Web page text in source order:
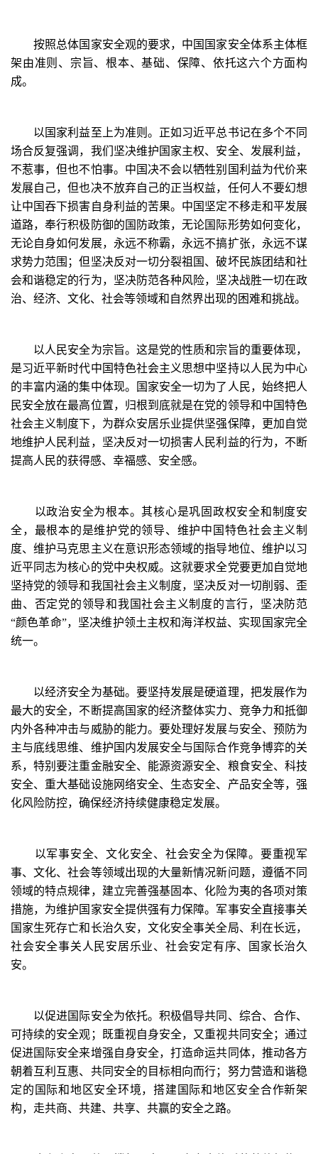
按照总体国家安全观的要求，中国国家安全体系主体框
架由准则、宗旨、根本、基础、保障、依托这六个方面构
成。
以国家利益至上为准则。正如习近平总书记在多个不同
场合反复强调，我们坚决维护国家主权、安全、发展利益，
不惹事，但也不怕事。中国决不会以牺牲别国利益为代价来
发展自己，但也决不放弃自己的正当权益，任何人不要幻想
让中国吞下损害自身利益的苦果。中国坚定不移走和平发展
道路，奉行积极防御的国防政策，无论国际形势如何变化，
无论自身如何发展，永远不称霸，永远不搞扩张，永远不谋
求势力范围；但坚决反对一切分裂祖国、破坏民族团结和社
会和谐稳定的行为，坚决防范各种风险，坚决战胜一切在政
治、经济、文化、社会等领域和自然界出现的困难和挑战。
以人民安全为宗旨。这是党的性质和宗旨的重要体现，
是习近平新时代中国特色社会主义思想中坚持以人民为中心
的丰富内涵的集中体现。国家安全一切为了人民，始终把人
民安全放在最高位置，归根到底就是在党的领导和中国特色
社会主义制度下，为群众安居乐业提供坚强保障，更加自觉
地维护人民利益，坚决反对一切损害人民利益的行为，不断
提高人民的获得感、幸福感、安全感。
以政治安全为根本。其核心是巩固政权安全和制度安
全，最根本的是维护党的领导、维护中国特色社会主义制
度、维护马克思主义在意识形态领域的指导地位、维护以习
近平同志为核心的党中央权威。这就要求全党要更加自觉地
坚持党的领导和我国社会主义制度，坚决反对一切削弱、歪
曲、否定党的领导和我国社会主义制度的言行，坚决防范
“颜色革命”，坚决维护领土主权和海洋权益、实现国家完全
统一。
以经济安全为基础。要坚持发展是硬道理，把发展作为
最大的安全，不断提高国家的经济整体实力、竞争力和抵御
内外各种冲击与威胁的能力。要处理好发展与安全、预防为
主与底线思维、维护国内发展安全与国际合作竞争博弈的关
系，特别要注重金融安全、能源资源安全、粮食安全、科技
安全、重大基础设施网络安全、生态安全、产品安全等，强
化风险防控，确保经济持续健康稳定发展。
以军事安全、文化安全、社会安全为保障。要重视军
事、文化、社会等领域出现的大量新情况新问题，遵循不同
领域的特点规律，建立完善强基固本、化险为夷的各项对策
措施，为维护国家安全提供强有力保障。军事安全直接事关
国家生死存亡和长治久安，文化安全事关全局、利在长远，
社会安全事关人民安居乐业、社会安定有序、国家长治久
安。
以促进国际安全为依托。积极倡导共同、综合、合作、
可持续的安全观；既重视自身安全，又重视共同安全；通过
促进国际安全来增强自身安全，打造命运共同体，推动各方
朝着互利互惠、共同安全的目标相向而行；努力营造和谐稳
定的国际和地区安全环境，搭建国际和地区安全合作新架
构，走共商、共建、共享、共赢的安全之路。